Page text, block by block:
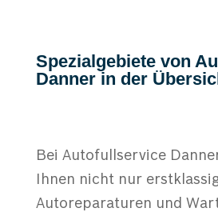
Spezialgebiete von
Danner in der
Bei Autofullservice
Ihnen nicht nur
Autoreparaturen und